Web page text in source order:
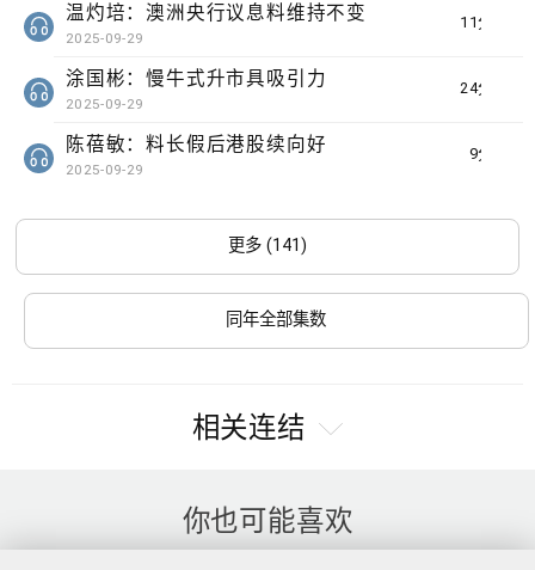
11分钟
温灼培：澳洲央行议息料维持不变
2025-09-29
24分钟
涂国彬：慢牛式升市具吸引力
2025-09-29
9分钟
陈蓓敏：料长假后港股续向好
2025-09-29
更多 (141)
同年全部集数
相关连结
你也可能喜欢